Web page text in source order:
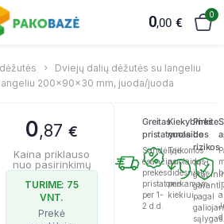
0,00 €
0
Dviejų dalių dėžutės su langeliu
200x90x30 mm, juoda/juoda
0,87 €
Kaina priklauso
nuo pasirinkimų
TURIME: 75
VNT.
Greitas
pristatymas
Sandėlyje
esančias
prekes
pristatome
per 1-
2 d.d.
Kiekybinės
nuolaidos
Taikomos
nuolaidos
didesniam
perkamam
kiekiui.
Pirkite
be
rizikos
14 d.
pagal
sąlygas.
ir